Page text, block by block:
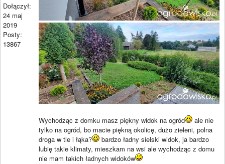
Dołączył:
24 maj
2019
Posty:
13867
Wychodząc z domku masz piękny widok na ogród
ale nie
tylko na ogród, bo macie piękną okolicę, dużo zieleni, polna
droga w tle i łąka?
bardzo ładny sielski widok, ja bardzo
lubię takie klimaty, mieszkam na wsi ale wychodząc z domu
nie mam takich ładnych widoków